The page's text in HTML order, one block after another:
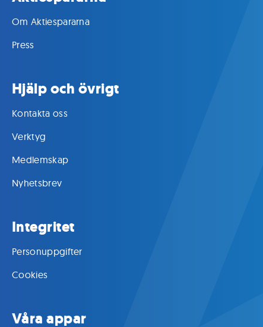
Om Aktiespararna
Press
Hjälp och övrigt
Kontakta oss
Verktyg
Medlemskap
Nyhetsbrev
Integritet
Personuppgifter
Cookies
Våra appar